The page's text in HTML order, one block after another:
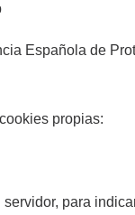
Española de
propias:
para